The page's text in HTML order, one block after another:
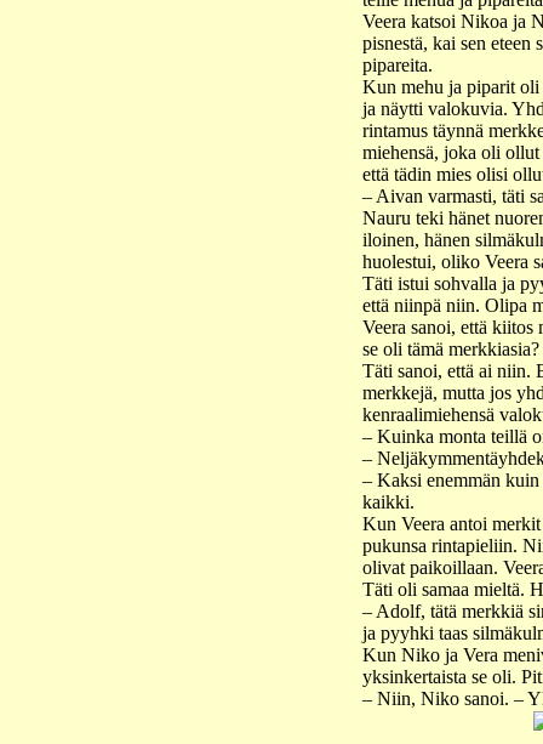
Veera katsoi Nikoa ja
pisnestä, kai sen eteen
pipareita.
Kun mehu ja piparit oli
ja näytti valokuvia.
rintamus täynnä
miehensä, joka oli ollut
että tädin mies olisi
– Aivan varmasti, täti
Nauru teki hänet
iloinen, hänen
huolestui, oliko Veera
Täti istui sohvalla ja
että niinpä niin. Olipa
Veera sanoi, että kiitos
se oli tämä
Täti sanoi, että ai niin.
merkkejä, mutta jos
kenraalimiehensä
– Kuinka monta teillä
–
– Kaksi enemmän
kaikki.
Kun Veera antoi
pukunsa rintapieliin.
olivat paikoillaan.
Täti oli samaa mieltä.
– Adolf, tätä merkkiä
ja pyyhki taas
Kun Niko ja Vera
yksinkertaista se oli.
– Niin, Niko sanoi. –